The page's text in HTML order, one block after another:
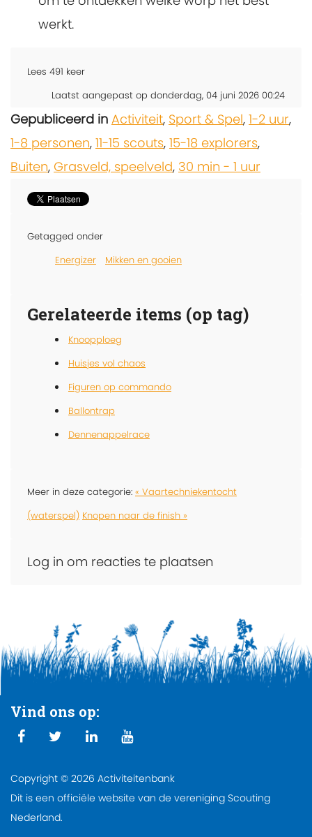
werkt.
Lees 491 keer
Laatst aangepast op donderdag, 04 juni 2026 00:24
Gepubliceerd in Activiteit, Sport & Spel, 1-2 uur,
1-8 personen, 11-15 scouts, 15-18 explorers,
Buiten, Grasveld, speelveld, 30 min - 1 uur
Getagged onder
Energizer
Mikken en gooien
Gerelateerde items (op tag)
Knoopploeg
Huisjes vol chaos
Figuren op commando
Ballontrap
Dennenappelrace
Meer in deze categorie: « Vaartechniekentocht
(waterspel) Knopen naar de finish »
Log in om reacties te plaatsen
Vind ons op:
Copyright © 2026 Activiteitenbank
Dit is een officiële website van de vereniging Scouting
Nederland.